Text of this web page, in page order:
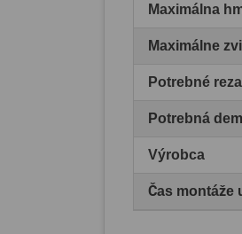
Maximálna
Maximálne
Potrebné
Potrebná
Výrobca
Čas montáže